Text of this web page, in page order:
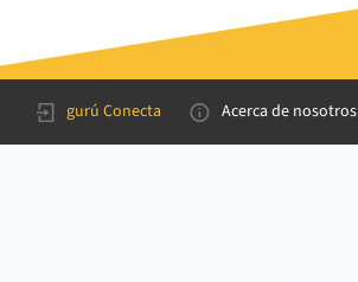
gurú Conecta Acerca de nosotros